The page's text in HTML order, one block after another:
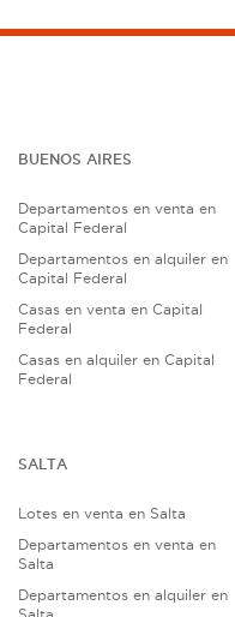
BUENOS AIRES
Departamentos en venta en
Capital Federal
Departamentos en alquiler en
Capital Federal
Casas en venta en Capital
Federal
Casas en alquiler en Capital
Federal
SALTA
Lotes en venta en Salta
Departamentos en venta en
Salta
Departamentos en alquiler en